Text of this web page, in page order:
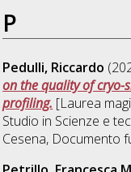
P
Pedulli, Riccardo
on the quality of cryo-
profiling. [Laurea
Studio in Scienze e
Cesena, Documento